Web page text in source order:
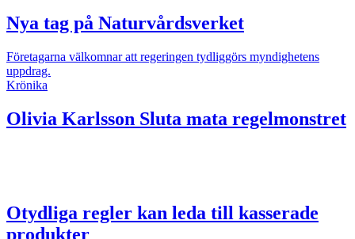
Nya tag på Naturvårdsverket
Företagarna välkomnar att regeringen tydliggörs myndighetens
uppdrag.
Krönika
Olivia Karlsson Sluta mata regelmonstret
Otydliga regler kan leda till kasserade
produkter